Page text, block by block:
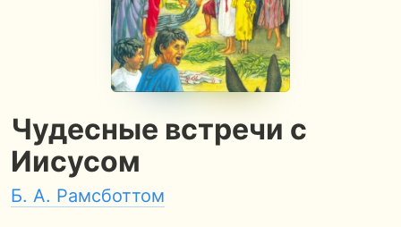
Чудесные встречи с
Иисусом
Б. А. Рамсботтом